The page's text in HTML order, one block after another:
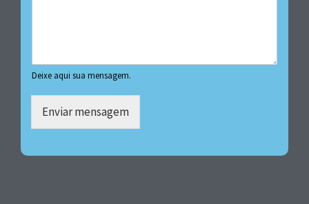
Deixe aqui sua mensagem.
Enviar mensagem